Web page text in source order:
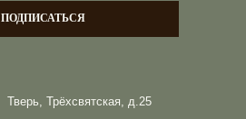
Тверь, Трёхсвятская, д.25
ПОДПИСАТЬСЯ